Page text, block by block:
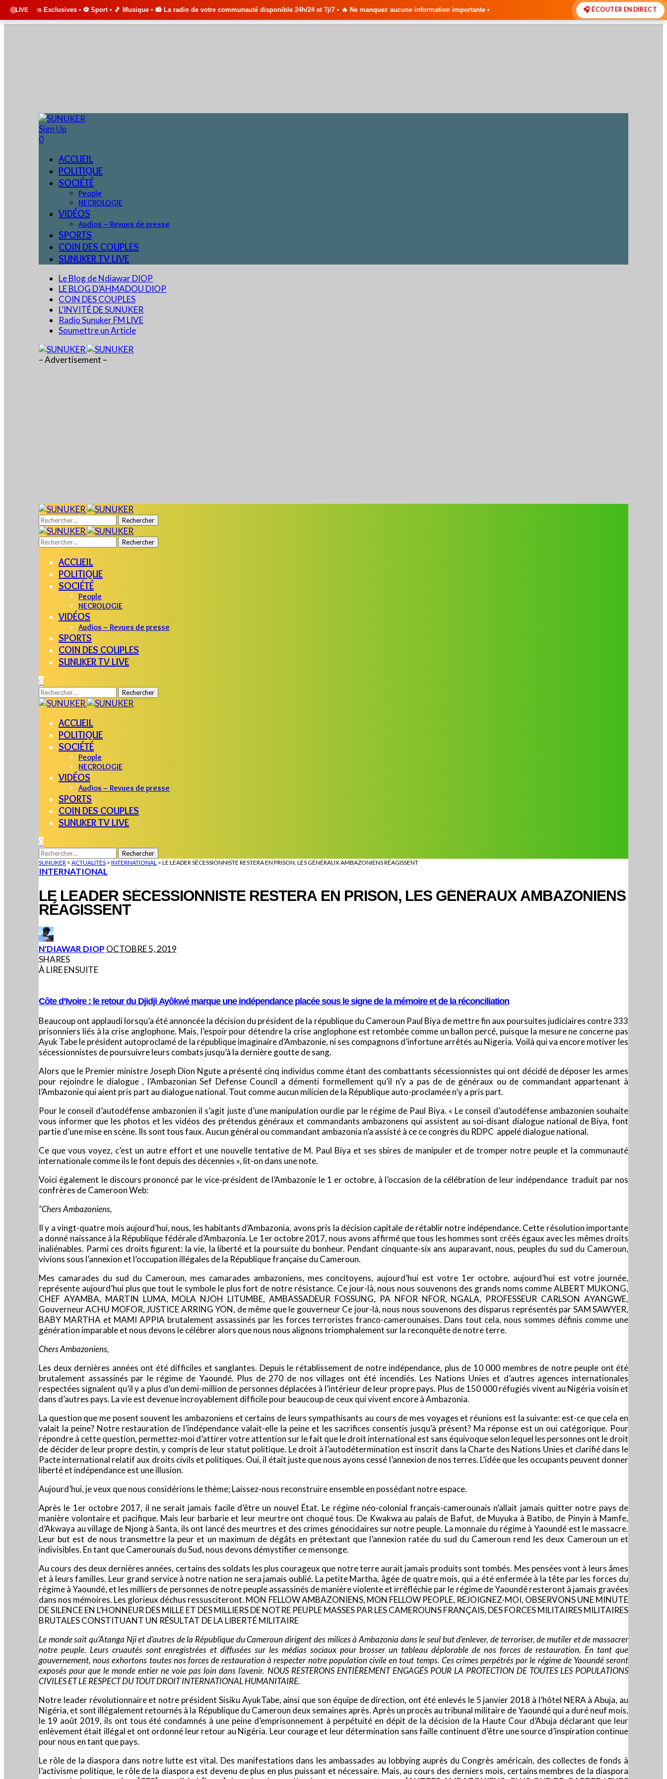
LIVE
• ⚽ Sport • 🎵 Musique • 📻 La radio de votre communauté disponible 24h/24 et 7j/7 • 🔥 Ne manquez aucune information importante • 🎧 ÉCOUTER EN DIRECT
Sign Up
0
ACCUEIL
POLITIQUE
SOCIÉTÉ
People
NECROLOGIE
VIDÉOS
Audios – Revues de presse
SPORTS
COIN DES COUPLES
SUNUKER TV LIVE
Le Blog de Ndiawar DIOP
LE BLOG D’AHMADOU DIOP
COIN DES COUPLES
L’INVITÉ DE SUNUKER
Radio Sunuker FM LIVE
Soumettre un Article
– Advertisement –
Rechercher :
Rechercher :
ACCUEIL
POLITIQUE
SOCIÉTÉ
People
NECROLOGIE
VIDÉOS
Audios – Revues de presse
SPORTS
COIN DES COUPLES
SUNUKER TV LIVE
0
Rechercher :
ACCUEIL
POLITIQUE
SOCIÉTÉ
People
NECROLOGIE
VIDÉOS
Audios – Revues de presse
SPORTS
COIN DES COUPLES
SUNUKER TV LIVE
0
Rechercher :
SUNUKER > ACTUALITÉS > INTERNATIONAL > LE LEADER SÉCESSIONNISTE RESTERA EN PRISON, LES GÉNÉRAUX AMBAZONIENS RÉAGISSENT
INTERNATIONAL
LE LEADER SÉCESSIONNISTE RESTERA EN PRISON, LES GÉNÉRAUX AMBAZONIENS
RÉAGISSENT
POSTED
BY
N'DIAWAR DIOP OCTOBRE 5, 2019
SHARES
À LIRE ENSUITE
Côte d’Ivoire : le retour du Djidji Ayôkwé marque une indépendance placée sous le signe de la mémoire et de la réconciliation
Beaucoup ont applaudi lorsqu’a été annoncée la décision du président de la république du Cameroun Paul Biya de mettre fin aux poursuites judiciaires contre 333
prisonniers liés à la crise anglophone. Mais, l’espoir pour détendre la crise anglophone est retombée comme un ballon percé, puisque la mesure ne concerne pas
Ayuk Tabe le président autoproclamé de la république imaginaire d’Ambazonie, ni ses compagnons d’infortune arrêtés au Nigeria. Voilà qui va encore motiver les
sécessionnistes de poursuivre leurs combats jusqu’à la dernière goutte de sang.
Alors que le Premier ministre Joseph Dion Ngute a présenté cinq individus comme étant des combattants sécessionnistes qui ont décidé de déposer les armes
pour rejoindre le dialogue , l’Ambazonian Sef Defense Council a démenti formellement qu’il n’y a pas de de généraux ou de commandant appartenant à
l’Ambazonie qui aient pris part au dialogue national. Tout comme aucun milicien de la République auto-proclamée n’y a pris part.
Pour le conseil d’autodéfense ambazonien il s’agit juste d’une manipulation ourdie par le régime de Paul Biya. « Le conseil d’autodéfense ambazonien souhaite
vous informer que les photos et les vidéos des prétendus généraux et commandants ambazonens qui assistent au soi-disant dialogue national de Biya, font
partie d’une mise en scène. Ils sont tous faux. Aucun général ou commandant ambazonia n’a assisté à ce ce congrès du RDPC appelé dialogue national.
Ce que vous voyez, c’est un autre effort et une nouvelle tentative de M. Paul Biya et ses sbires de manipuler et de tromper notre peuple et la communauté
internationale comme ils le font depuis des décennies », lit-on dans une note.
Voici également le discours prononcé par le vice-président de l’Ambazonie le 1 er octobre, à l’occasion de la célébration de leur indépendance traduit par nos
confrères de Cameroon Web:
“Chers Ambazoniens,
Il y a vingt-quatre mois aujourd’hui, nous, les habitants d’Ambazonia, avons pris la décision capitale de rétablir notre indépendance. Cette résolution importante
a donné naissance à la République fédérale d’Ambazonia. Le 1er octobre 2017, nous avons affirmé que tous les hommes sont créés égaux avec les mêmes droits
inaliénables. Parmi ces droits figurent: la vie, la liberté et la poursuite du bonheur. Pendant cinquante-six ans auparavant, nous, peuples du sud du Cameroun,
vivions sous l’annexion et l’occupation illégales de la République française du Cameroun.
Mes camarades du sud du Cameroun, mes camarades ambazoniens, mes concitoyens, aujourd’hui est votre 1er octobre, aujourd’hui est votre journée,
représente aujourd’hui plus que tout le symbole le plus fort de notre résistance. Ce jour-là, nous nous souvenons des grands noms comme ALBERT MUKONG,
CHEF AYAMBA, MARTIN LUMA, MOLA NJOH LITUMBE, AMBASSADEUR FOSSUNG, PA NFOR NFOR, NGALA, PROFESSEUR CARLSON AYANGWE,
Gouverneur ACHU MOFOR, JUSTICE ARRING YON, de même que le gouverneur Ce jour-là, nous nous souvenons des disparus représentés par SAM SAWYER,
BABY MARTHA et MAMI APPIA brutalement assassinés par les forces terroristes franco-camerounaises. Dans tout cela, nous sommes définis comme une
génération imparable et nous devons le célébrer alors que nous nous alignons triomphalement sur la reconquête de notre terre.
Chers Ambazoniens,
Les deux dernières années ont été difficiles et sanglantes. Depuis le rétablissement de notre indépendance, plus de 10 000 membres de notre peuple ont été
brutalement assassinés par le régime de Yaoundé. Plus de 270 de nos villages ont été incendiés. Les Nations Unies et d’autres agences internationales
respectées signalent qu’il y a plus d’un demi-million de personnes déplacées à l’intérieur de leur propre pays. Plus de 150 000 réfugiés vivent au Nigéria voisin et
dans d’autres pays. La vie est devenue incroyablement difficile pour beaucoup de ceux qui vivent encore à Ambazonia.
La question que me posent souvent les ambazoniens et certains de leurs sympathisants au cours de mes voyages et réunions est la suivante: est-ce que cela en
valait la peine? Notre restauration de l’indépendance valait-elle la peine et les sacrifices consentis jusqu’à présent? Ma réponse est un oui catégorique. Pour
répondre à cette question, permettez-moi d’attirer votre attention sur le fait que le droit international est sans équivoque selon lequel les personnes ont le droit
de décider de leur propre destin, y compris de leur statut politique. Le droit à l’autodétermination est inscrit dans la Charte des Nations Unies et clarifié dans le
Pacte international relatif aux droits civils et politiques. Oui, il était juste que nous ayons cessé l’annexion de nos terres. L’idée que les occupants peuvent donner
liberté et indépendance est une illusion.
Aujourd’hui, je veux que nous considérions le thème; Laissez-nous reconstruire ensemble en possédant notre espace.
Après le 1er octobre 2017, il ne serait jamais facile d’être un nouvel État. Le régime néo-colonial français-camerounais n’allait jamais quitter notre pays de
manière volontaire et pacifique. Mais leur barbarie et leur meurtre ont choqué tous. De Kwakwa au palais de Bafut, de Muyuka à Batibo, de Pinyin à Mamfe,
d’Akwaya au village de Njong à Santa, ils ont lancé des meurtres et des crimes génocidaires sur notre peuple. La monnaie du régime à Yaoundé est le massacre.
Leur but est de nous transmettre la peur et un maximum de dégâts en prétextant que l’annexion ratée du sud du Cameroun rend les deux Cameroun un et
indivisibles. En tant que Camerounais du Sud, nous devons démystifier ce mensonge.
Au cours des deux dernières années, certains des soldats les plus courageux que notre terre aurait jamais produits sont tombés. Mes pensées vont à leurs âmes
et à leurs familles. Leur grand service à notre nation ne sera jamais oublié. La petite Martha, âgée de quatre mois, qui a été enfermée à la tête par les forces du
régime à Yaoundé, et les milliers de personnes de notre peuple assassinés de manière violente et irréfléchie par le régime de Yaoundé resteront à jamais gravées
dans nos mémoires. Les glorieux déchus ressusciteront. MON FELLOW AMBAZONIENS, MON FELLOW PEOPLE, REJOIGNEZ-MOI, OBSERVONS UNE MINUTE
DE SILENCE EN L’HONNEUR DES MILLE ET DES MILLIERS DE NOTRE PEUPLE MASSES PAR LES CAMEROUNS FRANÇAIS, DES FORCES MILITAIRES MILITAIRES
BRUTALES CONSTITUANT UN RÉSULTAT DE LA LIBERTÉ MILITAIRE
Le monde sait qu’Atanga Nji et d’autres de la République du Cameroun dirigent des milices à Ambazonia dans le seul but d’enlever, de terroriser, de mutiler et de massacrer
notre peuple. Leurs cruautés sont enregistrées et diffusées sur les médias sociaux pour brosser un tableau déplorable de nos forces de restauration. En tant que
gouvernement, nous exhortons toutes nos forces de restauration à respecter notre population civile en tout temps. Ces crimes perpétrés par le régime de Yaoundé seront
exposés pour que le monde entier ne voie pas loin dans l’avenir. NOUS RESTERONS ENTIÈREMENT ENGAGÉS POUR LA PROTECTION DE TOUTES LES POPULATIONS
CIVILES ET LE RESPECT DU TOUT DROIT INTERNATIONAL HUMANITAIRE.
Notre leader révolutionnaire et notre président Sisiku AyukTabe, ainsi que son équipe de direction, ont été enlevés le 5 janvier 2018 à l’hôtel NERA à Abuja, au
Nigéria, et sont illégalement retournés à la République du Cameroun deux semaines après. Après un procès au tribunal militaire de Yaoundé qui a duré neuf mois,
le 19 août 2019, ils ont tous été condamnés à une peine d’emprisonnement à perpétuité en dépit de la décision de la Haute Cour d’Abuja déclarant que leur
enlèvement était illégal et ont ordonné leur retour au Nigéria. Leur courage et leur détermination sans faille continuent d’être une source d’inspiration continue
pour nous en tant que pays.
Le rôle de la diaspora dans notre lutte est vital. Des manifestations dans les ambassades au lobbying auprès du Congrès américain, des collectes de fonds à
l’activisme politique, le rôle de la diaspora est devenu de plus en plus puissant et nécessaire. Mais, au cours des derniers mois, certains membres de la diaspora